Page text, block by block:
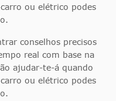
ou elétrico podes
conselhos precisos
real com base na
ajudar-te-á quando
ou elétrico podes